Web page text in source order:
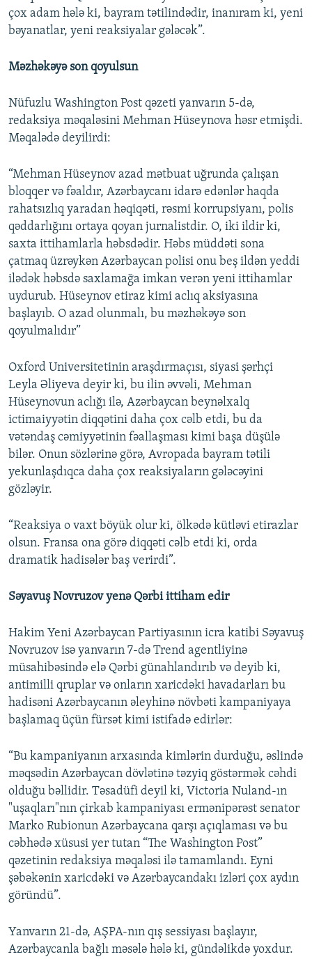
çox adam hələ ki, bayram tətilindədir, inanıram ki, yeni
bəyanatlar, yeni reaksiyalar gələcək”.
Məzhəkəyə son qoyulsun
Nüfuzlu Washington Post qəzeti yanvarın 5-də,
redaksiya məqaləsini Mehman Hüseynova həsr etmişdi.
Məqalədə deyilirdi:
“Mehman Hüseynov azad mətbuat uğrunda çalışan
bloqqer və fəaldır, Azərbaycanı idarə edənlər haqda
rahatsızlıq yaradan həqiqəti, rəsmi korrupsiyanı, polis
qəddarlığını ortaya qoyan jurnalistdir. O, iki ildir ki,
saxta ittihamlarla həbsdədir. Həbs müddəti sona
çatmaq üzrəykən Azərbaycan polisi onu beş ildən yeddi
ilədək həbsdə saxlamağa imkan verən yeni ittihamlar
uydurub. Hüseynov etiraz kimi aclıq aksiyasına
başlayıb. O azad olunmalı, bu məzhəkəyə son
qoyulmalıdır”
Oxford Universitetinin araşdırmaçısı, siyasi şərhçi
Leyla Əliyeva deyir ki, bu ilin əvvəli, Mehman
Hüseynovun aclığı ilə, Azərbaycan beynəlxalq
ictimaiyyətin diqqətini daha çox cəlb etdi, bu da
vətəndaş cəmiyyətinin fəallaşması kimi başa düşülə
bilər. Onun sözlərinə görə, Avropada bayram tətili
yekunlaşdıqca daha çox reaksiyaların gələcəyini
gözləyir.
“Reaksiya o vaxt böyük olur ki, ölkədə kütləvi etirazlar
olsun. Fransa ona görə diqqəti cəlb etdi ki, orda
dramatik hadisələr baş verirdi”.
Səyavuş Novruzov yenə Qərbi ittiham edir
Hakim Yeni Azərbaycan Partiyasının icra katibi Səyavuş
Novruzov isə yanvarın 7-də Trend agentliyinə
müsahibəsində elə Qərbi günahlandırıb və deyib ki,
antimilli qruplar və onların xaricdəki havadarları bu
hadisəni Azərbaycanın əleyhinə növbəti kampaniyaya
başlamaq üçün fürsət kimi istifadə edirlər:
“Bu kampaniyanın arxasında kimlərin durduğu, əslində
məqsədin Azərbaycan dövlətinə təzyiq göstərmək cəhdi
olduğu bəllidir. Təsadüfi deyil ki, Victoria Nuland-ın
"uşaqları"nın çirkab kampaniyası ermənipərəst senator
Marko Rubionun Azərbaycana qarşı açıqlaması və bu
cəbhədə xüsusi yer tutan “The Washington Post”
qəzetinin redaksiya məqaləsi ilə tamamlandı. Eyni
şəbəkənin xaricdəki və Azərbaycandakı izləri çox aydın
göründü”.
Yanvarın 21-də, AŞPA-nın qış sessiyası başlayır,
Azərbaycanla bağlı məsələ hələ ki, gündəlikdə yoxdur.